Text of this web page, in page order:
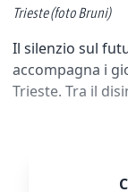
Trieste (foto Bruni)
Il silenzio sul
accompagna i
Trieste. Tra il